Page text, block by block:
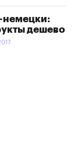
немецки:
дешево